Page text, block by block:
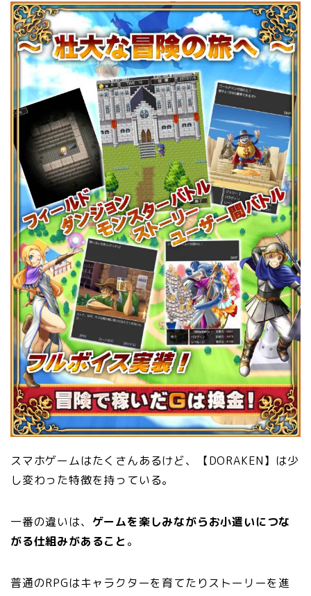
スマホゲームはたくさんあるけど、【DORAKEN】は少
し変わった特徴を持っている。
一番の違いは、 ゲームを楽しみながらお小遣いにつな
がる仕組みがあること。
普通のRPGはキャラクターを育てたりストーリーを進